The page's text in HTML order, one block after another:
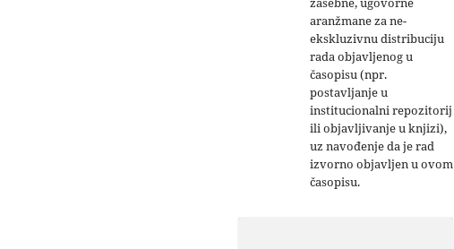
aranžmane za ne-
ekskluzivnu distribuciju
rada objavljenog u
časopisu (npr.
postavljanje u
institucionalni repozitorij
ili objavljivanje u knjizi),
uz navođenje da je rad
izvorno objavljen u ovom
časopisu.